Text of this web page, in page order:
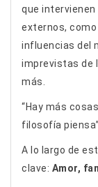
que
externos,
influencias del
imprevistas de
más.
“Hay más
filosofía
A lo largo de
clave: Amor,